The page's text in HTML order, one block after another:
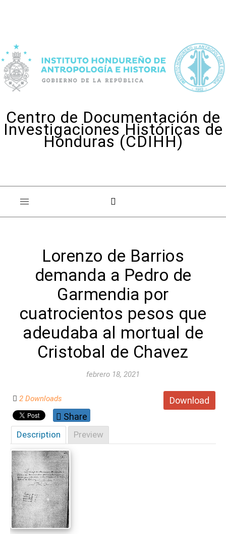
Centro de Documentación de
Investigaciones Históricas de
Honduras (CDIHH)
Lorenzo de Barrios
demanda a Pedro de
Garmendia por
cuatrocientos pesos que
adeudaba al mortual de
Cristobal de Chavez
febrero 18, 2021
Download
2 Downloads
Share
Description Preview